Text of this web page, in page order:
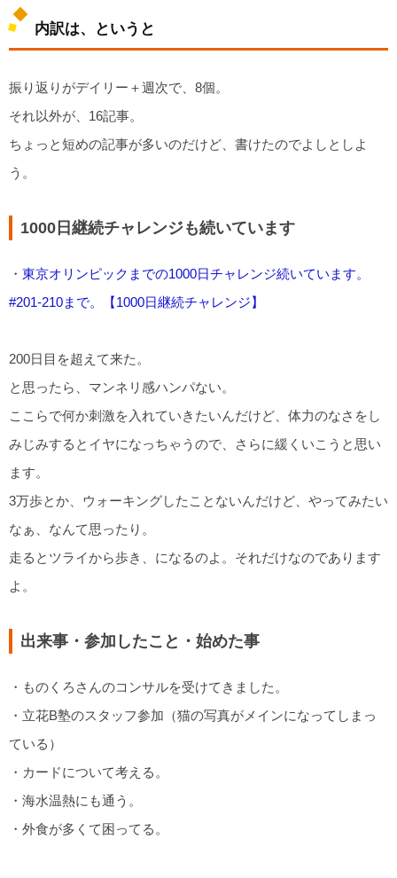
内訳は、というと
振り返りがデイリー＋週次で、8個。
それ以外が、16記事。
ちょっと短めの記事が多いのだけど、書けたのでよしとしよ
う。
1000日継続チャレンジも続いています
・ 東京オリンピックまでの1000日チャレンジ続いています。
#201-210まで。【1000日継続チャレンジ】
200日目を超えて来た。
と思ったら、マンネリ感ハンパない。
ここらで何か刺激を入れていきたいんだけど、体力のなさをし
みじみするとイヤになっちゃうので、さらに緩くいこうと思い
ます。
3万歩とか、ウォーキングしたことないんだけど、やってみたい
なぁ、なんて思ったり。
走るとツライから歩き、になるのよ。それだけなのであります
よ。
出来事・参加したこと・始めた事
・ものくろさんのコンサルを受けてきました。
・立花B塾のスタッフ参加（猫の写真がメインになってしまっ
ている）
・カードについて考える。
・海水温熱にも通う。
・外食が多くて困ってる。